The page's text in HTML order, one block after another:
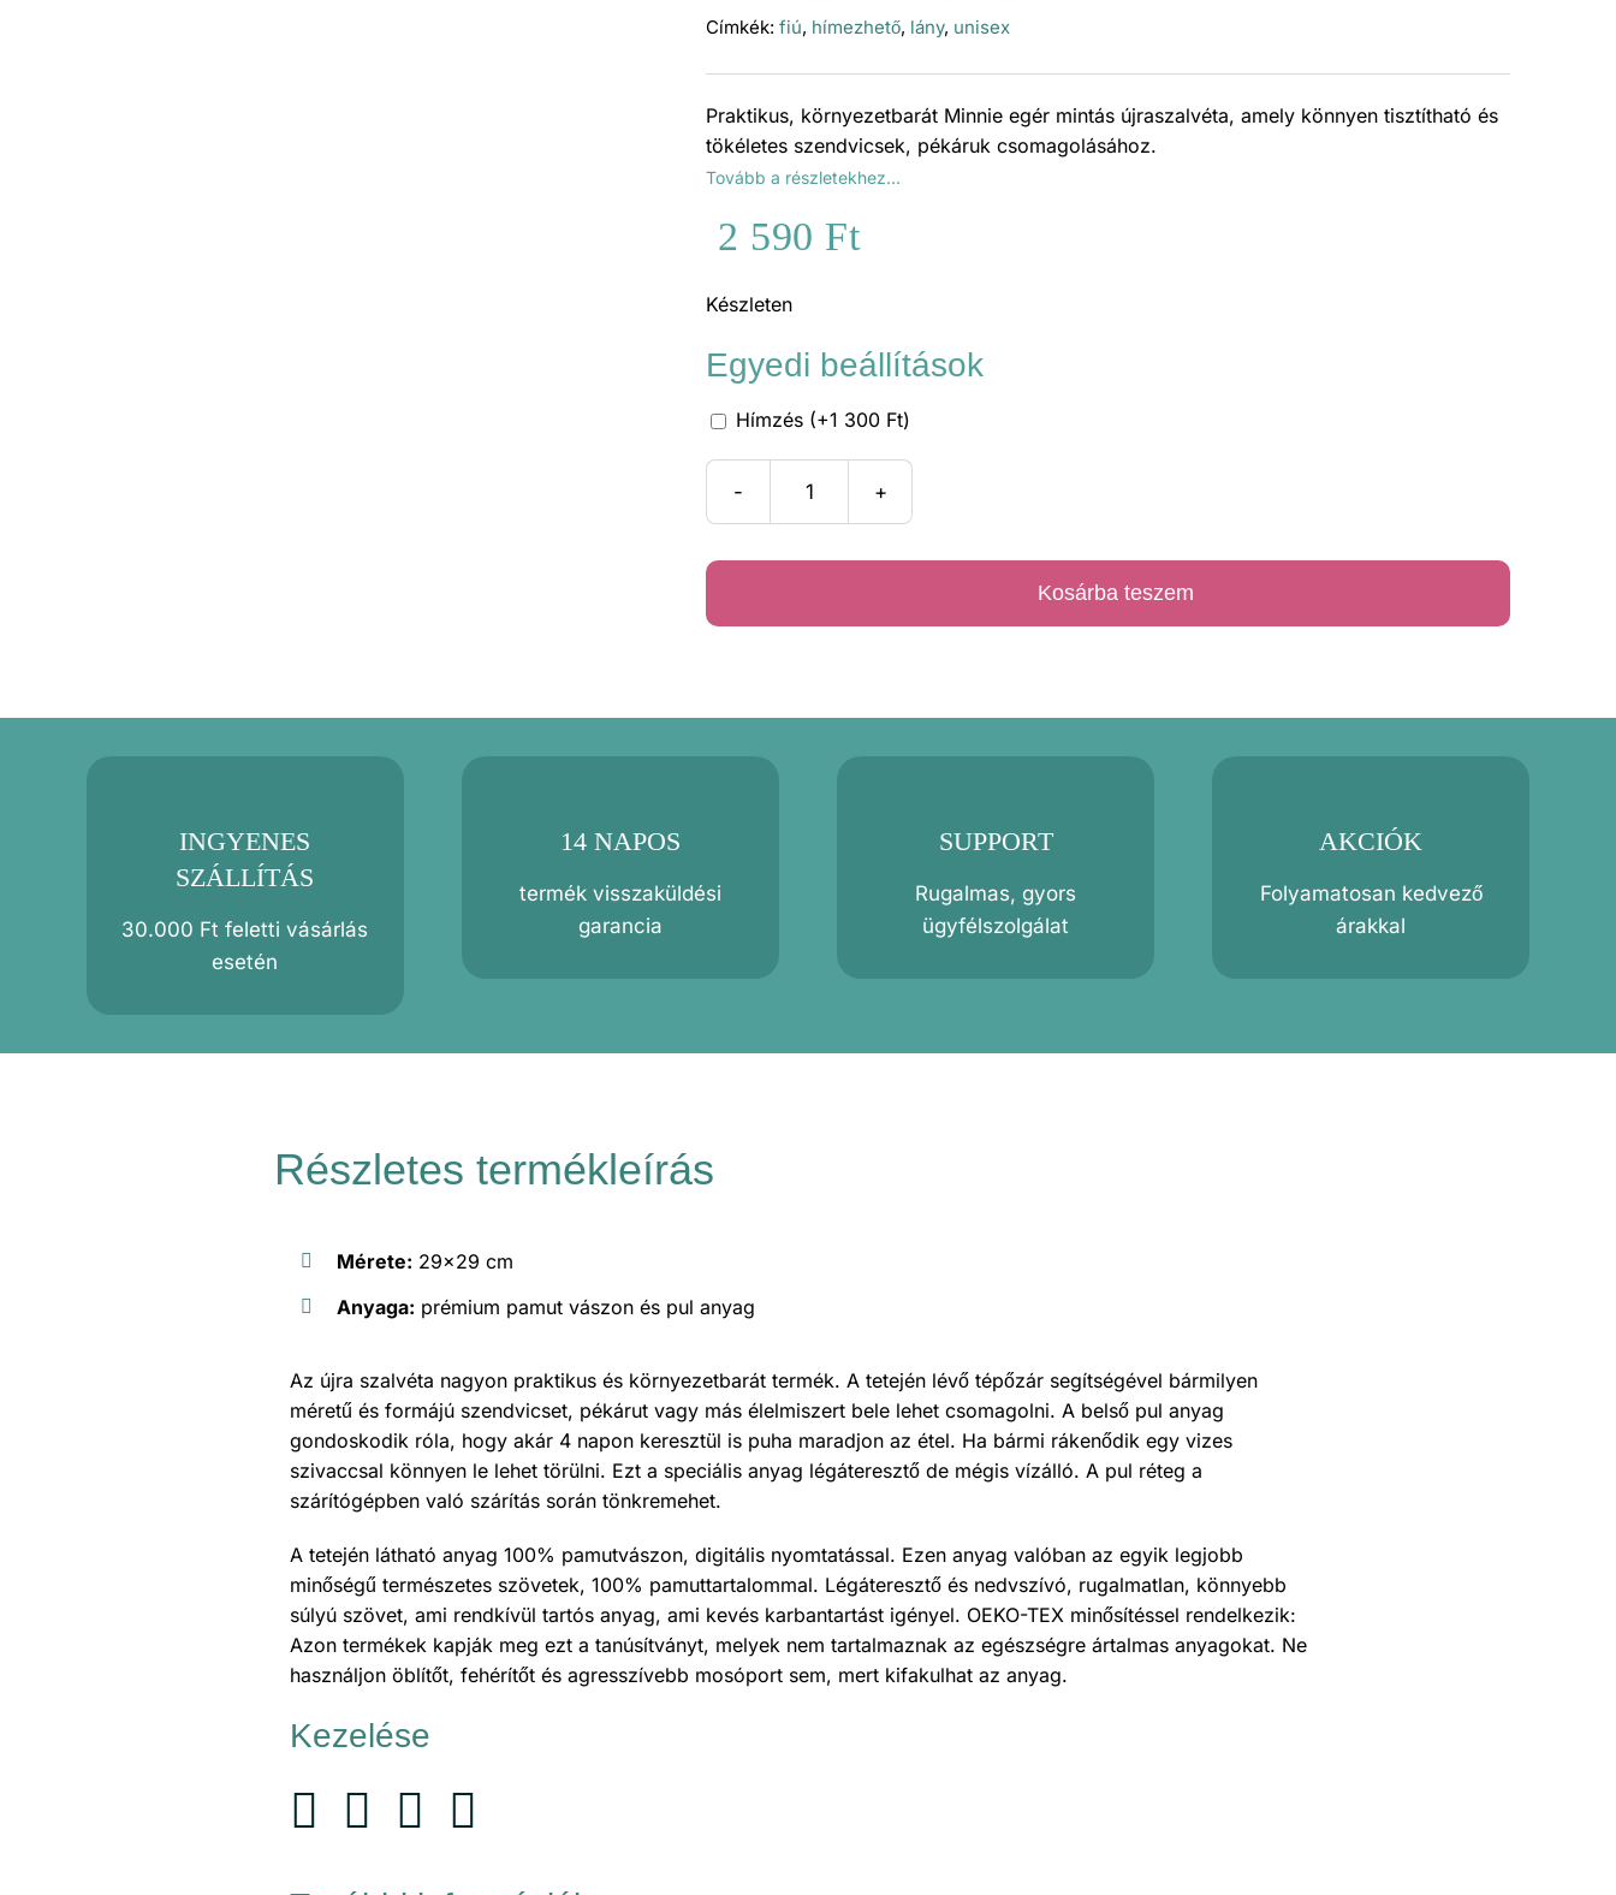
Címkék:fiú, hímezhető, lány, unisex
Praktikus, környezetbarát Minnie egér mintás újraszalvéta, amely könnyen tisztítható és
tökéletes szendvicsek, pékáruk csomagolásához.
Tovább a részletekhez…
2 590 Ft
Készleten
Egyedi beállítások
Hímzés (+1 300 Ft)
Minnie
Kosárba teszem
INGYENES
SZÁLLÍTÁS
30.000 Ft feletti vásárlás
esetén
14 NAPOS
termék visszaküldési
garancia
SUPPORT
Rugalmas, gyors
ügyfélszolgálat
AKCIÓK
Folyamatosan kedvező
árakkal
Részletes termékleírás
Mérete: 29×29 cm
Anyaga: prémium pamut vászon és pul anyag
Az újra szalvéta nagyon praktikus és környezetbarát termék. A tetején lévő tépőzár segítségével bármilyen
méretű és formájú szendvicset, pékárut vagy más élelmiszert bele lehet csomagolni. A belső pul anyag
gondoskodik róla, hogy akár 4 napon keresztül is puha maradjon az étel. Ha bármi rákenődik egy vizes
szivaccsal könnyen le lehet törülni. Ezt a speciális anyag légáteresztő de mégis vízálló. A pul réteg a
szárítógépben való szárítás során tönkremehet.
A tetején látható anyag 100% pamutvászon, digitális nyomtatással. Ezen anyag valóban az egyik legjobb
minőségű természetes szövetek, 100% pamuttartalommal. Légáteresztő és nedvszívó, rugalmatlan, könnyebb
súlyú szövet, ami rendkívül tartós anyag, ami kevés karbantartást igényel. OEKO-TEX minősítéssel rendelkezik:
Azon termékek kapják meg ezt a tanúsítványt, melyek nem tartalmaznak az egészségre ártalmas anyagokat. Ne
használjon öblítőt, fehérítőt és agresszívebb mosóport sem, mert kifakulhat az anyag.
Kezelése